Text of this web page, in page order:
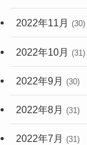
2022年11月 (30)
2022年10月 (31)
2022年9月 (30)
2022年8月 (31)
2022年7月 (31)